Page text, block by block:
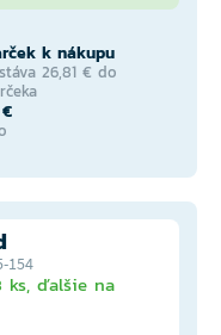
k nákupu
26,81 € do
154
ks, ďalšie na